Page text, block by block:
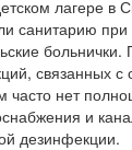
лагере в
санитарию
связанных с
нет
и
дезинфекции.